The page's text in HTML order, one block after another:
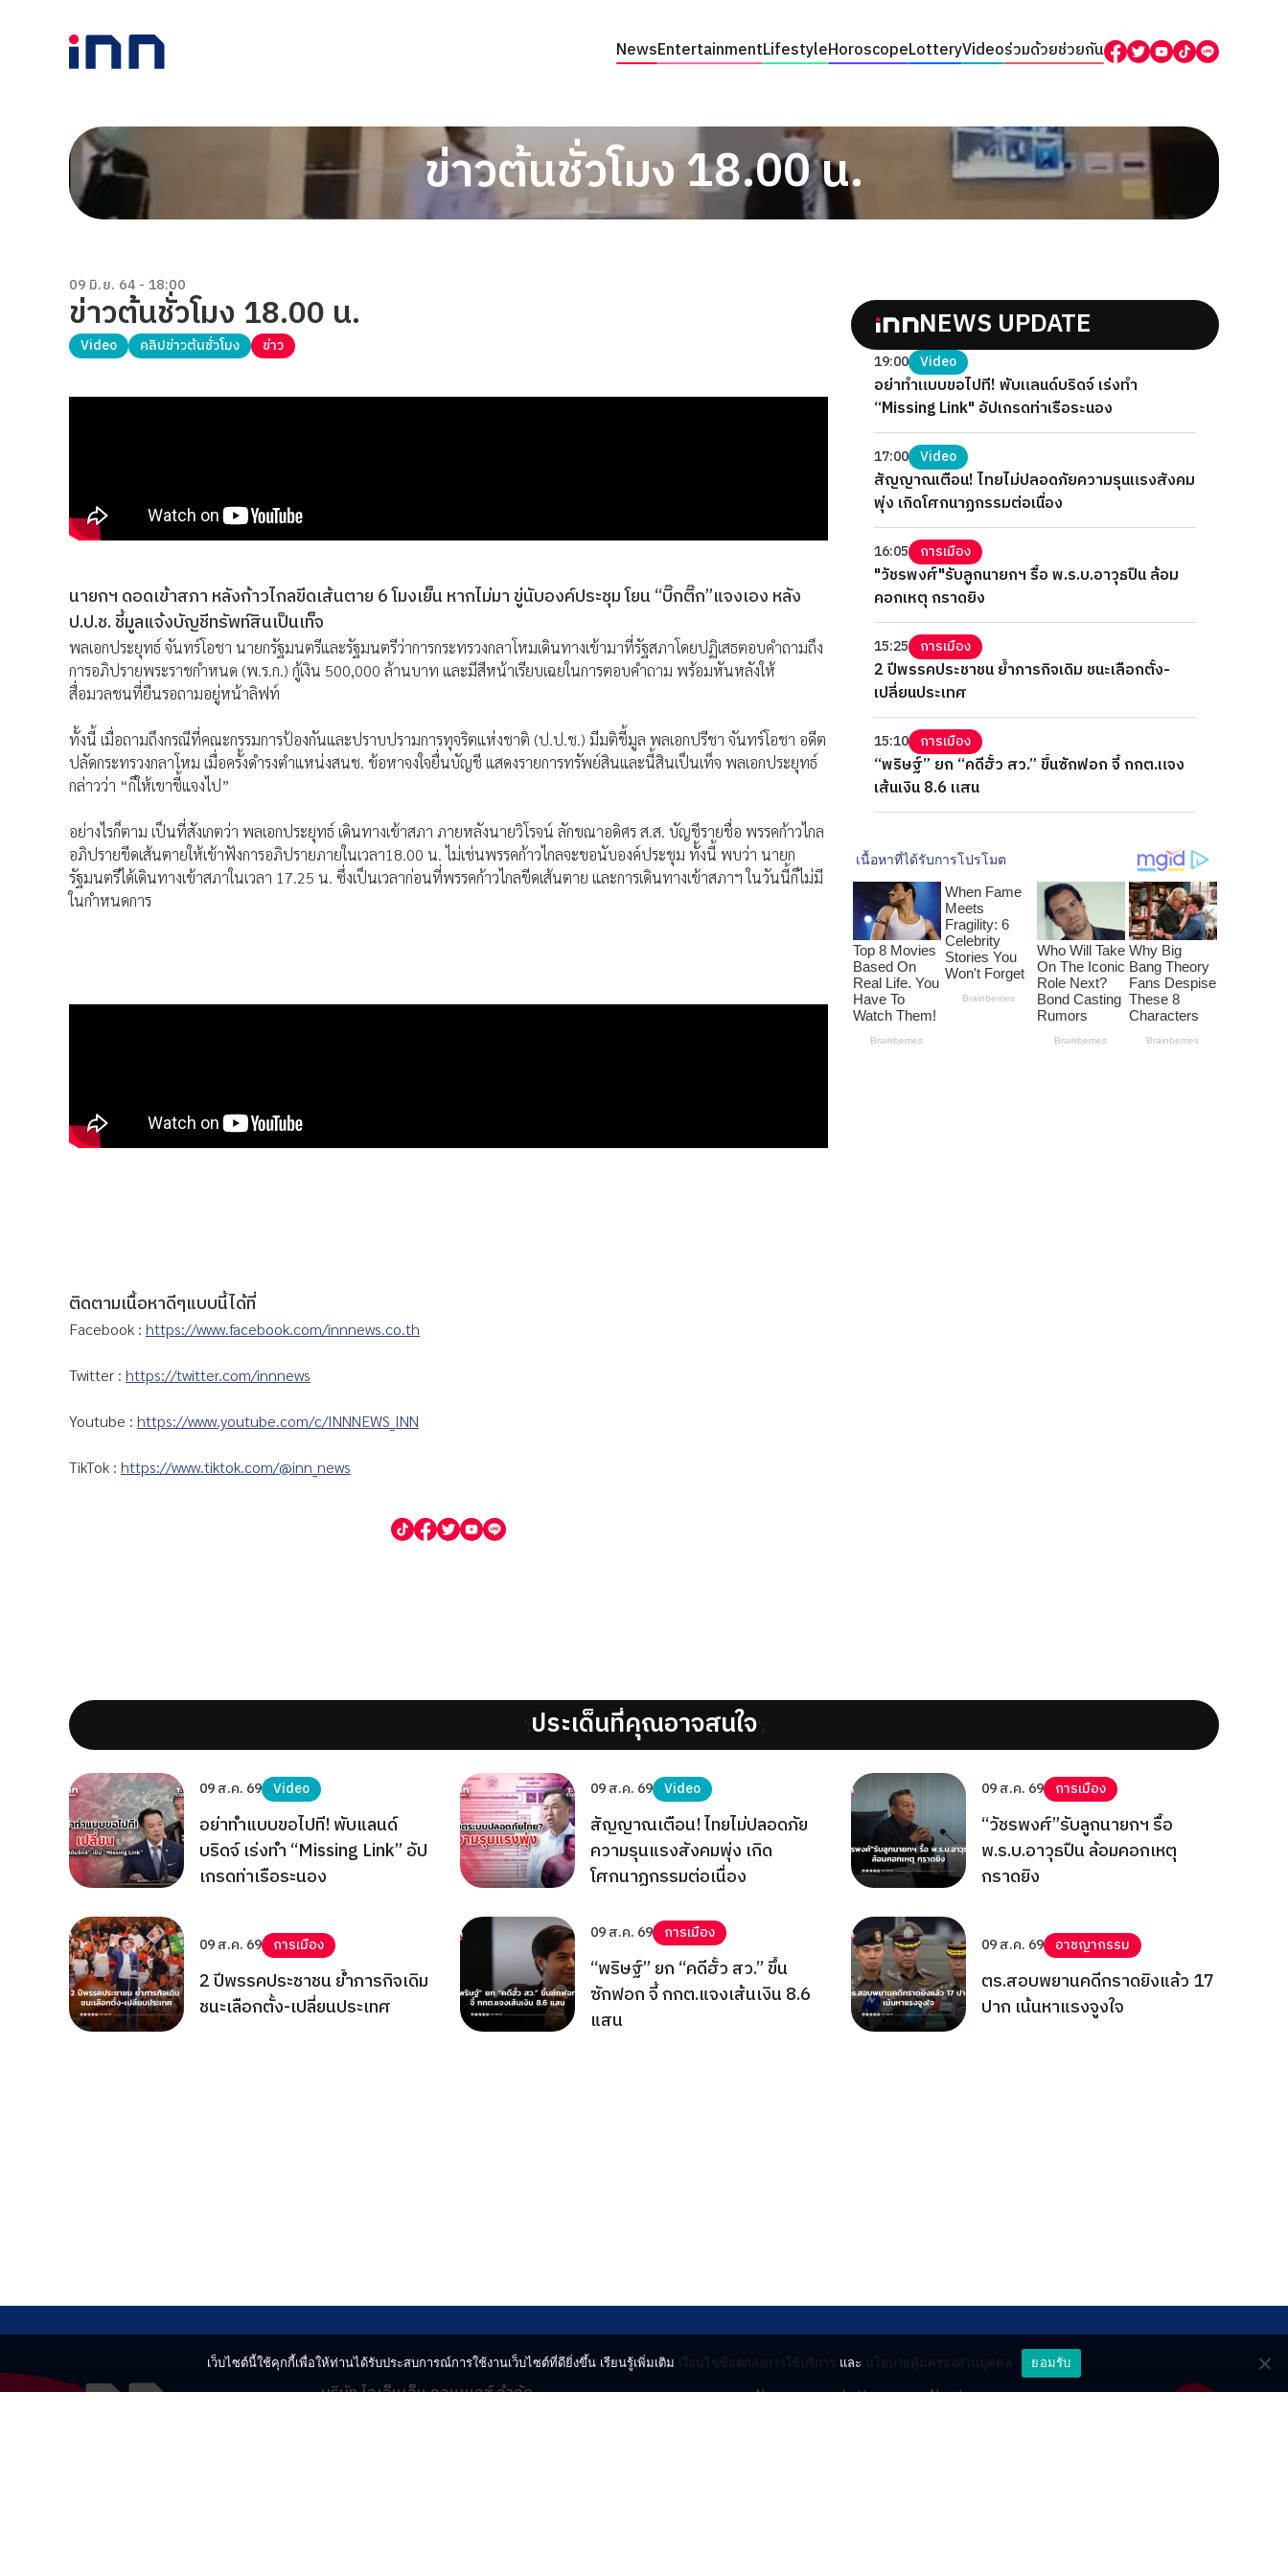
NewsEntertainmentLifestyleHoroscopeLotteryVideoร่วมด้วยช่วยกัน
ข่าวต้นชั่วโมง 18.00 น.
09 มิ.ย. 64 - 18:00
ข่าวต้นชั่วโมง 18.00 น.
Video คลิปข่าวต้นชั่วโมง ข่าว
นายกฯ ดอดเข้าสภา หลังก้าวไกลขีดเส้นตาย 6 โมงเย็น หากไม่มา ขู่นับองค์ประชุม โยน “บิ๊กติ๊ก”แจงเอง หลัง
ป.ป.ช. ชี้มูลแจ้งบัญชีทรัพท์สินเป็นเท็จ
พลเอกประยุทธ์ จันทร์โอชา นายกรัฐมนตรีและรัฐมนตรีว่าการกระทรวงกลาโหมเดินทางเข้ามาที่รัฐสภาโดยปฏิเสธตอบคำถามถึง
การอภิปรายพระราชกำหนด (พ.ร.ก.) กู้เงิน 500,000 ล้านบาท และมีสีหน้าเรียบเฉยในการตอบคำถาม พร้อมหันหลังให้
สื่อมวลชนที่ยืนรอถามอยู่หน้าลิฟท์
ทั้งนี้ เมื่อถามถึงกรณีที่คณะกรรมการป้องกันและปราบปรามการทุจริตแห่งชาติ (ป.ป.ช.) มีมติชี้มูล พลเอกปรีชา จันทร์โอชา อดีต
ปลัดกระทรวงกลาโหม เมื่อครั้งดำรงตำแหน่งสนช. ข้อหาจงใจยื่นบัญชี แสดงรายการทรัพย์สินและนี้สินเป็นเท็จ พลเอกประยุทธ์
กล่าวว่า “ก็ให้เขาชี้แจงไป”
อย่างไรก็ตาม เป็นที่สังเกตว่า พลเอกประยุทธ์ เดินทางเข้าสภา ภายหลังนายวิโรจน์ ลักขณาอดิศร ส.ส. บัญชีรายชื่อ พรรคก้าวไกล
อภิปรายขีดเส้นตายให้เข้าฟังการอภิปรายภายในเวลา18.00 น. ไม่เช่นพรรคก้าวไกลจะขอนับองค์ประชุม ทั้งนี้ พบว่า นายก
รัฐมนตรีได้เดินทางเข้าสภาในเวลา 17.25 น. ซึ่งเป็นเวลาก่อนที่พรรคก้าวไกลขีดเส้นตาย และการเดินทางเข้าสภาฯ ในวันนี้ก็ไม่มี
ในกำหนดการ
ติดตามเนื้อหาดีๆแบบนี้ได้ที่
Facebook : https://www.facebook.com/innnews.co.th
Twitter : https://twitter.com/innnews
Youtube : https://www.youtube.com/c/INNNEWS_INN
TikTok : https://www.tiktok.com/@inn_news
NEWS UPDATE
19:00 Video
อย่าทำแบบขอไปที! พับแลนด์บริดจ์ เร่งทำ
“Missing Link" อัปเกรดท่าเรือระนอง
17:00 Video
สัญญาณเตือน! ไทยไม่ปลอดภัยความรุนแรงสังคม
พุ่ง เกิดโศกนาฏกรรมต่อเนื่อง
16:05 การเมือง
"วัชรพงศ์"รับลูกนายกฯ รื้อ พ.ร.บ.อาวุธปืน ล้อม
คอกเหตุ กราดยิง
15:25 การเมือง
2 ปีพรรคประชาชน ย้ำภารกิจเดิม ชนะเลือกตั้ง-
เปลี่ยนประเทศ
15:10 การเมือง
“พริษฐ์” ยก “คดีฮั้ว สว.” ขึ้นซักฟอก จี้ กกต.แจง
เส้นเงิน 8.6 แสน
';ประเด็นที่คุณอาจสนใจ';
09 ส.ค. 69 Video
อย่าทำแบบขอไปที! พับแลนด์
บริดจ์ เร่งทำ “Missing Link” อัป
เกรดท่าเรือระนอง
09 ส.ค. 69 Video
สัญญาณเตือน! ไทยไม่ปลอดภัย
ความรุนแรงสังคมพุ่ง เกิด
โศกนาฏกรรมต่อเนื่อง
09 ส.ค. 69 การเมือง
“วัชรพงศ์”รับลูกนายกฯ รื้อ
พ.ร.บ.อาวุธปืน ล้อมคอกเหตุ
กราดยิง
09 ส.ค. 69 การเมือง
2 ปีพรรคประชาชน ย้ำภารกิจเดิม
ชนะเลือกตั้ง-เปลี่ยนประเทศ
09 ส.ค. 69 การเมือง
“พริษฐ์” ยก “คดีฮั้ว สว.” ขึ้น
ซักฟอก จี้ กกต.แจงเส้นเงิน 8.6
แสน
09 ส.ค. 69 อาชญากรรม
ตร.สอบพยานคดีกราดยิงแล้ว 17
ปาก เน้นหาแรงจูงใจ
บริษัท ไอเอ็นเอ็น คอนเนกซ์ จำกัด
News
Lottery
About
เว็บไซต์นี้ใช้คุกกี้เพื่อให้ท่านได้รับประสบการณ์การใช้งานเว็บไซต์ที่ดียิ่งขึ้น เรียนรู้เพิ่มเติม เงื่อนไขข้อตกลงการใช้บริการ และ นโยบายคุ้มครองส่วนบุคคล ยอมรับ